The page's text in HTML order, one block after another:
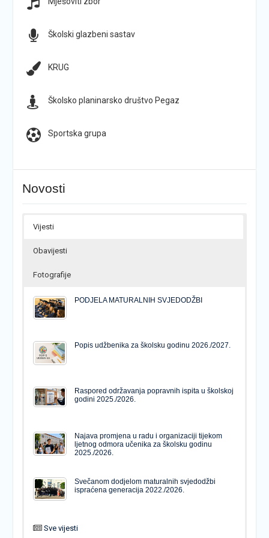
Školski glazbeni sastav
KRUG
Školsko planinarsko društvo Pegaz
Sportska grupa
Novosti
Vijesti
Obavijesti
Fotografije
PODJELA MATURALNIH SVJEDODŽBI
Popis udžbenika za školsku godinu 2026./2027.
Raspored održavanja popravnih ispita u školskoj
godini 2025./2026.
Najava promjena u radu i organizaciji tijekom
ljetnog odmora učenika za školsku godinu
2025./2026.
Svečanom dodjelom maturalnih svjedodžbi
ispraćena generacija 2022./2026.
Sve vijesti